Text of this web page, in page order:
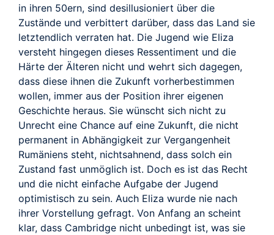
in ihren 50ern, sind desillusioniert über die
Zustände und verbittert darüber, dass das Land sie
letztendlich verraten hat. Die Jugend wie Eliza
versteht hingegen dieses Ressentiment und die
Härte der Älteren nicht und wehrt sich dagegen,
dass diese ihnen die Zukunft vorherbestimmen
wollen, immer aus der Position ihrer eigenen
Geschichte heraus. Sie wünscht sich nicht zu
Unrecht eine Chance auf eine Zukunft, die nicht
permanent in Abhängigkeit zur Vergangenheit
Rumäniens steht, nichtsahnend, dass solch ein
Zustand fast unmöglich ist. Doch es ist das Recht
und die nicht einfache Aufgabe der Jugend
optimistisch zu sein. Auch Eliza wurde nie nach
ihrer Vorstellung gefragt. Von Anfang an scheint
klar, dass Cambridge nicht unbedingt ist, was sie